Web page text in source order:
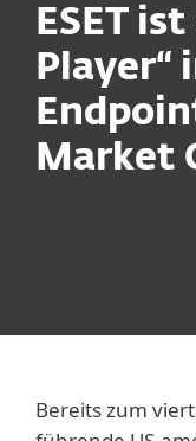
ESET
Player“
Market
Bereits zum